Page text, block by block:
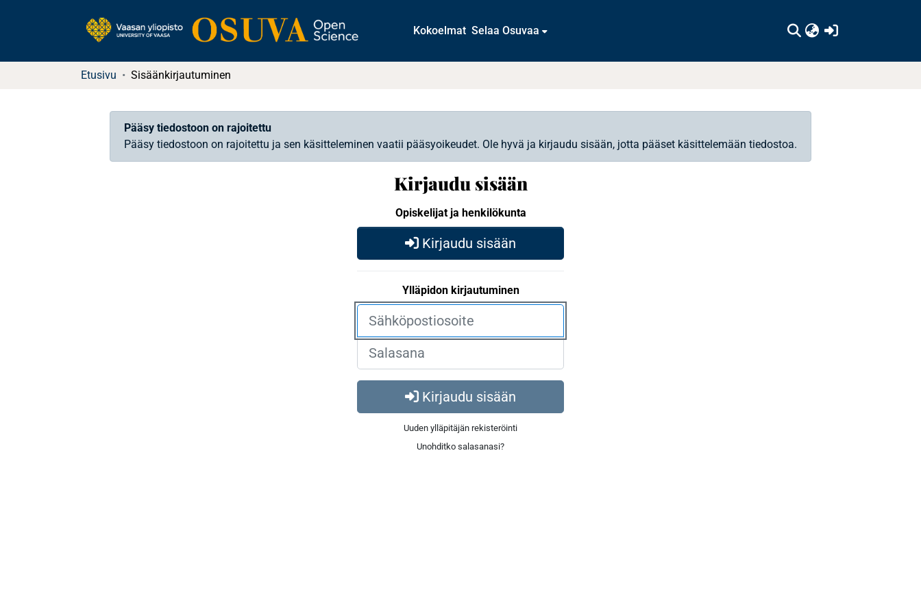
Kokoelmat Selaa Osuvaa
Etusivu Sisäänkirjautuminen
Pääsy tiedostoon on rajoitettu
Pääsy tiedostoon on rajoitettu ja sen käsitteleminen vaatii pääsyoikeudet. Ole hyvä ja kirjaudu sisään, jotta pääset käsittelemään tiedostoa.
Kirjaudu sisään
Opiskelijat ja henkilökunta
Kirjaudu sisään
Ylläpidon kirjautuminen
Kirjaudu sisään
Uuden ylläpitäjän rekisteröinti
Unohditko salasanasi?